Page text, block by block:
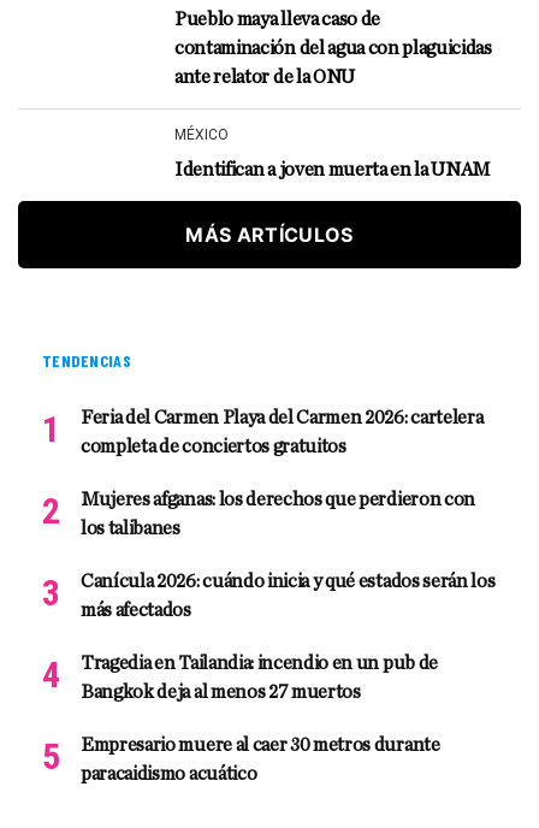
Pueblo maya lleva caso de
contaminación del agua con plaguicidas
ante relator de la ONU
MÉXICO
Identifican a joven muerta en la UNAM
MÁS ARTÍCULOS
TENDENCIAS
Feria del Carmen Playa del Carmen 2026: cartelera
completa de conciertos gratuitos
Mujeres afganas: los derechos que perdieron con
los talibanes
Canícula 2026: cuándo inicia y qué estados serán los
más afectados
Tragedia en Tailandia: incendio en un pub de
Bangkok deja al menos 27 muertos
Empresario muere al caer 30 metros durante
paracaidismo acuático